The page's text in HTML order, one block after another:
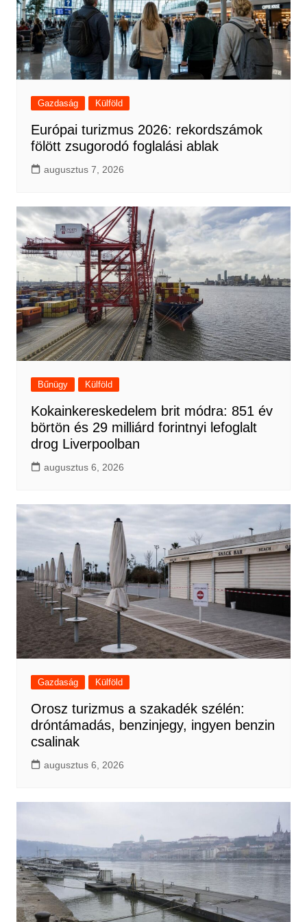
Gazdaság Külföld
Európai turizmus 2026: rekordszámok
fölött zsugorodó foglalási ablak
augusztus 7, 2026
Bűnügy Külföld
Kokainkereskedelem brit módra: 851 év
börtön és 29 milliárd forintnyi lefoglalt
drog Liverpoolban
augusztus 6, 2026
Gazdaság Külföld
Orosz turizmus a szakadék szélén:
dróntámadás, benzinjegy, ingyen benzin
csalinak
augusztus 6, 2026